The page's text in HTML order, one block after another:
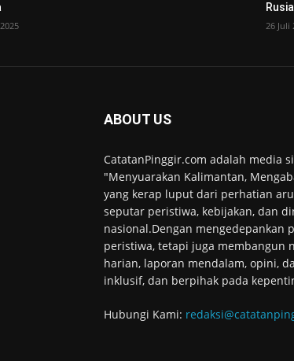
Rusia
26 Juli
ABOUT US
CatatanPinggir.com adalah media
"Menyuarakan Kalimantan,
yang kerap luput dari perhatian
seputar peristiwa, kebijakan, dan
nasional.Dengan mengedepankan
peristiwa, tetapi juga membangun
harian, laporan mendalam, opini,
inklusif, dan berpihak pada
Hubungi Kami: